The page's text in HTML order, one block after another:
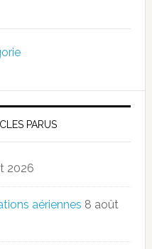
PARUS
2026
aériennes 8 août